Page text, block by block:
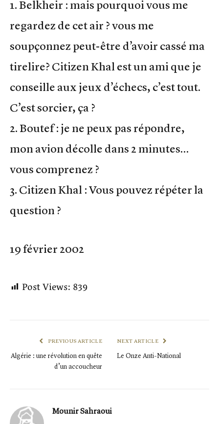
1. Belkheir : mais pourquoi vous me
regardez de cet air ? vous me
soupçonnez peut-être d’avoir cassé ma
tirelire? Citizen Khal est un ami que je
conseille aux jeux d’échecs, c’est tout.
C’est sorcier, ça ?
2. Boutef : je ne peux pas répondre,
mon avion décolle dans 2 minutes…
vous comprenez ?
3. Citizen Khal : Vous pouvez répéter la
question ?
19 février 2002
Post Views: 839
PREVIOUS ARTICLE
Algérie : une révolution en quête
d’un accoucheur
NEXT ARTICLE
Le Onze Anti-National
Mounir Sahraoui